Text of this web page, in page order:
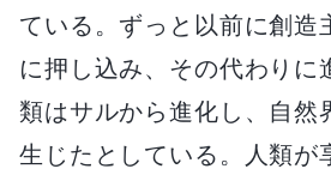
ている。ずっと以前に創造
に押し込み、その代わりに
類はサルから進化し、自然
生じたとしている。人類が